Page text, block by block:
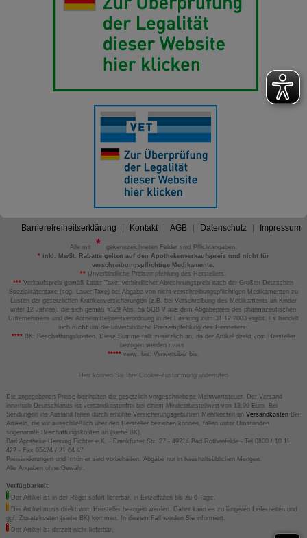
Barrierefreiheitserklärung Kontakt AGB Datenschutz Impressum
Alle mit
gekennzeichneten Felder sind Pflichtangaben.
*inkl. MwSt. Rabatte gelten auf den Apothekenverkaufspreis und nicht für
verschreibungspflichtige Medikamente.
** Unverbindliche Preisempfehlung des Herstellers.
*** Verkaufspreis gemäß Lauer-Taxe; verbindlicher Abrechnungspreis nach der Großen Deutschen
Spezialitätentaxe (sog. Lauer-Taxe) bei Abgabe von nicht verschreibungspflichtigen Medikamenten zu
Lasten der gesetzlichen Krankenversicherungen (z.B. bei Verschreibung des Medikaments an Kinder
unter 12 Jahren), die sich gemäß §129 Abs. 5a SGB V aus dem Abgabepreis des pharmazeutischen
Unternehmens und der Arzneimittelpreisverordnung in der Fassung zum 31.12.2003 ergibt. Es handelt
sich nicht um die unverbindliche Preisempfehlung des Herstellers.
****BK: Beschaffungskosten. Diese Summe fällt zusätzlich an, da der Artikel direkt vom Hersteller
bezogen werden muss.
*****verw. bis: Verwendbar bis.
Hier können Sie Ihre Cookie-Zustimmung widerrufen
Die angegebenen Preise beinhalten die gesetzlich vorgeschriebene Mehrwertsteuer. Der Versand
innerhalb Deutschlands ist versandkostenfrei bei einem Mindestbestellwert von 13,99 Euro. Bei
Sendungen ins Ausland fallen durch erhöhte Versicherungsgebühren Mehrkosten an VersandkostenBei
Artikeln, die wir ausschließlich über den Hersteller beziehen können, fallen unter Umständen
sogenannte Beschaffungskosten an (siehe BK).
Bad Apotheke Henning Fichter e.K. - Frankfurter Str. 27 - 49214 Bad Rothenfelde - Tel 0800 / 10 11
422 - Fax 05424 / 21 64 47
Preisänderungen und Irrtümer sind vorbehalten. Abgabe nur in haushaltsüblichen Mengen.
Alle Angaben ohne Gewähr.
Verfügbarkeit:
Der Artikel ist in der Regel sofort lieferbar, in Einzelfällen bis zu 6 Tage.
Der Artikel muss direkt vom Hersteller bezogen werden. Daher kann es zu längeren Lieferzeiten und
ggf. Zusatzkosten (siehe BK) kommen. In diesem Fall werden Sie informiert.
Der Artikel ist derzeit nicht lieferbar.